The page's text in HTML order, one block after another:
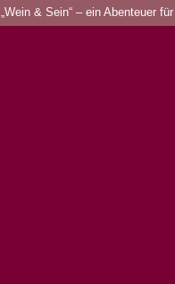
„Wein & Sein“ – ein Abenteuer